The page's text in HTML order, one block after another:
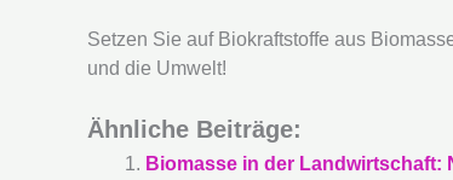
Setzen Sie auf Biokraftstoffe aus
und die Umwelt!
Ähnliche Beiträge:
Biomasse in der